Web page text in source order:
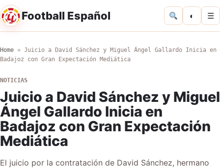
Football Español ◐ ☰
Home » Juicio a David Sánchez y Miguel Ángel Gallardo Inicia en
Badajoz con Gran Expectación Mediática
NOTICIAS
Juicio a David Sánchez y Miguel
Ángel Gallardo Inicia en
Badajoz con Gran Expectación
Mediática
El juicio por la contratación de David Sánchez, hermano